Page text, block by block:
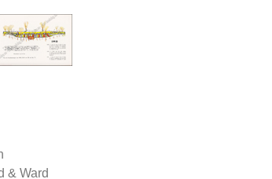
& Ward